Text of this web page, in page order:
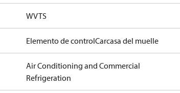
WVTS
Elemento de controlCarcasa del muelle
Air Conditioning and Commercial
Refrigeration